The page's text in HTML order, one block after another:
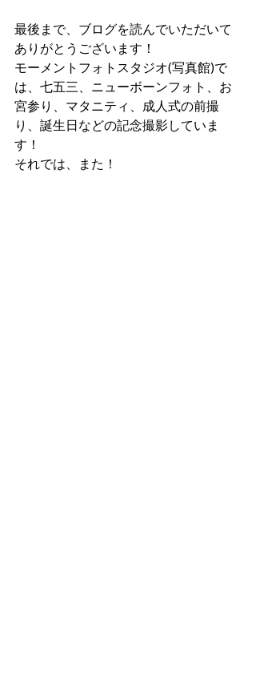
最後まで、ブログを読んでいただいて
ありがとうございます！
モーメントフォトスタジオ(写真館)で
は、七五三、ニューボーンフォト、お
宮参り、マタニティ、成人式の前撮
り、誕生日などの記念撮影していま
す！
それでは、また！